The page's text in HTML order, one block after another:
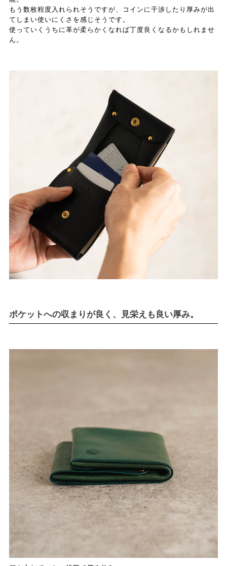
もう数枚程度入れられそうですが、コインに干渉したり厚みが出
てしまい使いにくさを感じそうです。
使っていくうちに革が柔らかくなれば丁度良くなるかもしれませ
ん。
ポケットへの収まりが良く、見栄えも良い厚み。